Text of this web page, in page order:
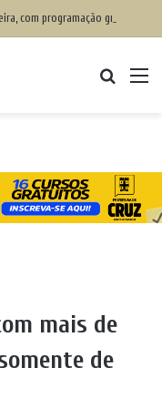
mais de
de